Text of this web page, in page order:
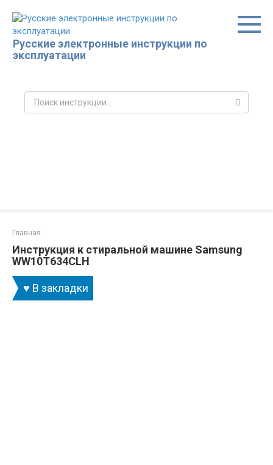
контенту
Русские электронные инструкции по
эксплуатации
Поиск:
Главная
Инструкция к стиральной машине Samsung
WW10T634CLH
♥ В закладки